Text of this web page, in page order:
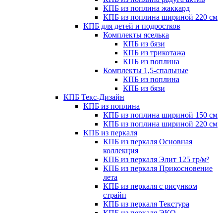
КПБ из поплина жаккард
КПБ из поплина шириной 220 см
КПБ для детей и подростков
Комплекты яселька
КПБ из бязи
КПБ из трикотажа
КПБ из поплина
Комплекты 1,5-спальные
КПБ из поплина
КПБ из бязи
КПБ Текс-Дизайн
КПБ из поплина
КПБ из поплина шириной 150 см
КПБ из поплина шириной 220 см
КПБ из перкаля
КПБ из перкаля Основная
коллекция
КПБ из перкаля Элит 125 гр/м²
КПБ из перкаля Прикосновение
лета
КПБ из перкаля с рисунком
страйп
КПБ из перкаля Текстура